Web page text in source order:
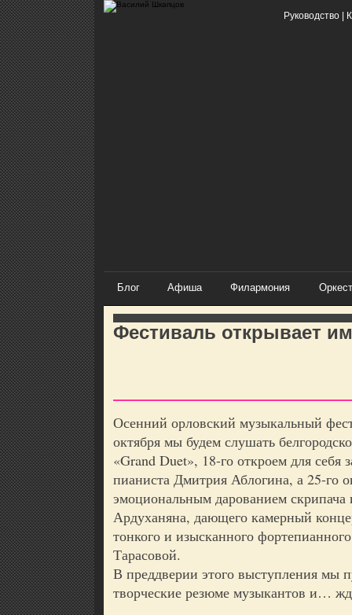
Руководство
Блог Афиша Филармония
Фестиваль открывает
Осенний орловский музыкальный
октября мы будем слушать
«Grand Duet», 18-го откроем для себя
пианиста Дмитрия Аблогина, а 25-го
эмоциональным дарованием
Ардуханяна, дающего камерный
тонкого и изысканного
Тарасовой.
В преддверии этого выступления мы
творческие резюме музыкантов и…